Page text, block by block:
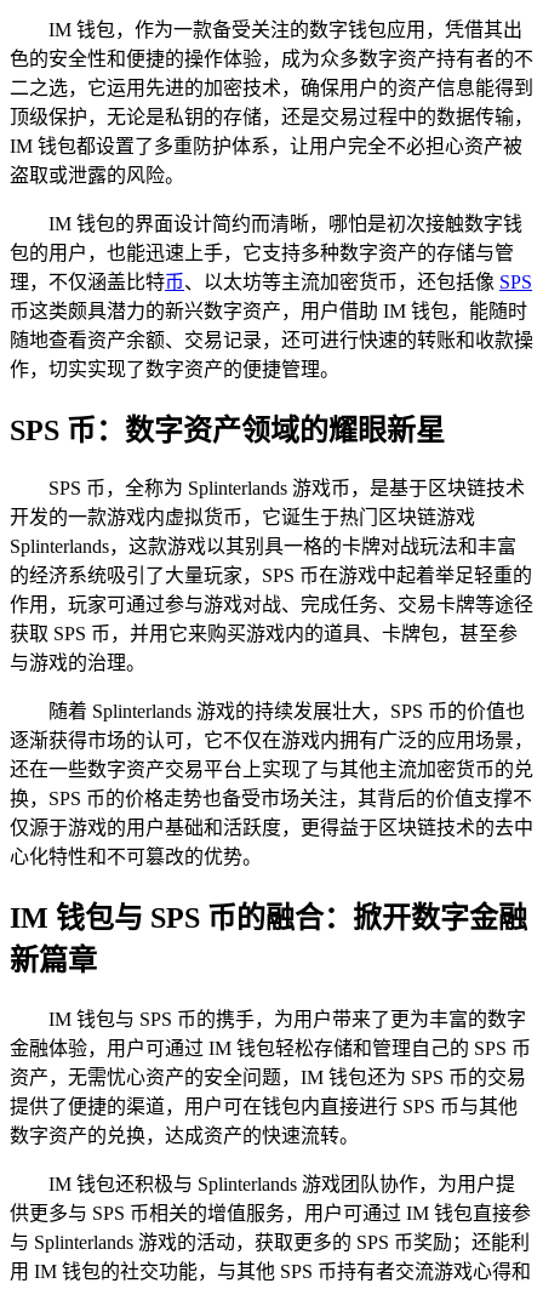
IM 钱包，作为一款备受关注的数字钱包应用，凭借其出
色的安全性和便捷的操作体验，成为众多数字资产持有者的不
二之选，它运用先进的加密技术，确保用户的资产信息能得到
顶级保护，无论是私钥的存储，还是交易过程中的数据传输，
IM 钱包都设置了多重防护体系，让用户完全不必担心资产被
盗取或泄露的风险。
IM 钱包的界面设计简约而清晰，哪怕是初次接触数字钱
包的用户，也能迅速上手，它支持多种数字资产的存储与管
理，不仅涵盖比特币、以太坊等主流加密货币，还包括像 SPS
币这类颇具潜力的新兴数字资产，用户借助 IM 钱包，能随时
随地查看资产余额、交易记录，还可进行快速的转账和收款操
作，切实实现了数字资产的便捷管理。
SPS 币：数字资产领域的耀眼新星
SPS 币，全称为 Splinterlands 游戏币，是基于区块链技术
开发的一款游戏内虚拟货币，它诞生于热门区块链游戏
Splinterlands，这款游戏以其别具一格的卡牌对战玩法和丰富
的经济系统吸引了大量玩家，SPS 币在游戏中起着举足轻重的
作用，玩家可通过参与游戏对战、完成任务、交易卡牌等途径
获取 SPS 币，并用它来购买游戏内的道具、卡牌包，甚至参
与游戏的治理。
随着 Splinterlands 游戏的持续发展壮大，SPS 币的价值也
逐渐获得市场的认可，它不仅在游戏内拥有广泛的应用场景，
还在一些数字资产交易平台上实现了与其他主流加密货币的兑
换，SPS 币的价格走势也备受市场关注，其背后的价值支撑不
仅源于游戏的用户基础和活跃度，更得益于区块链技术的去中
心化特性和不可篡改的优势。
IM 钱包与 SPS 币的融合：掀开数字金融
新篇章
IM 钱包与 SPS 币的携手，为用户带来了更为丰富的数字
金融体验，用户可通过 IM 钱包轻松存储和管理自己的 SPS 币
资产，无需忧心资产的安全问题，IM 钱包还为 SPS 币的交易
提供了便捷的渠道，用户可在钱包内直接进行 SPS 币与其他
数字资产的兑换，达成资产的快速流转。
IM 钱包还积极与 Splinterlands 游戏团队协作，为用户提
供更多与 SPS 币相关的增值服务，用户可通过 IM 钱包直接参
与 Splinterlands 游戏的活动，获取更多的 SPS 币奖励；还能利
用 IM 钱包的社交功能，与其他 SPS 币持有者交流游戏心得和